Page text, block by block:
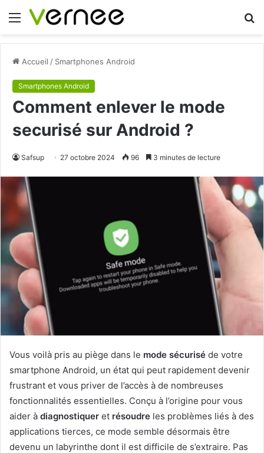
Menu
Accueil / Smartphones Android
Smartphones Android
Comment enlever le mode
securisé sur Android ?
Safsup 27 octobre 2024 96 3 minutes de lecture
Vous voilà pris au piège dans le mode sécurisé de votre
smartphone Android, un état qui peut rapidement devenir
frustrant et vous priver de l’accès à de nombreuses
fonctionnalités essentielles. Conçu à l’origine pour vous
aider à diagnostiquer et résoudre les problèmes liés à des
applications tierces, ce mode semble désormais être
devenu un labyrinthe dont il est difficile de s’extraire. Pas